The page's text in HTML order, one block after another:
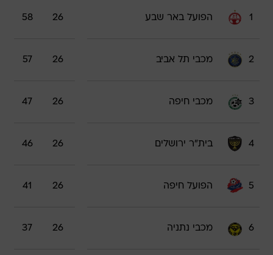
1 הפועל באר שבע 26
58
2 מכבי תל אביב 26
57
3 מכבי חיפה 26
47
4 בית"ר ירושלים 26
46
5 הפועל חיפה 26
41
6 מכבי נתניה 26
37